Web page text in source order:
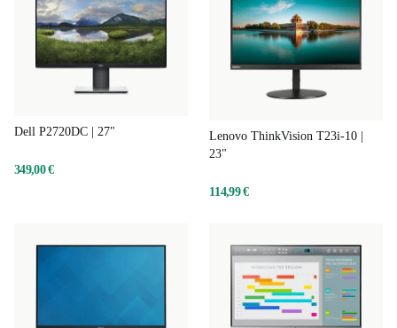
Dell P2720DC | 27"
349,00 €
Lenovo ThinkVision T23i-10 |
23"
114,99 €